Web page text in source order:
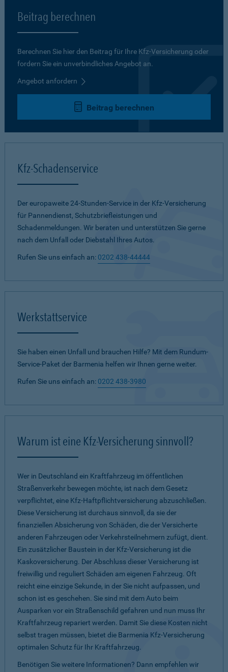
Beitrag berechnen
Berechnen Sie hier den Beitrag für Ihre Kfz-Versicherung oder
fordern Sie ein unverbindliches Angebot an.
Angebot anfordern
Beitrag berechnen
Kfz-Schadenservice
Der europaweite 24-Stunden-Service in der Kfz-Versicherung
für Pannendienst, Schutzbriefleistungen und
Schadenmeldungen. Wir beraten und unterstützen Sie gerne
nach dem Unfall oder Diebstahl Ihres Autos.
Rufen Sie uns einfach an: 0202 438-44444
Werkstattservice
Sie haben einen Unfall und brauchen Hilfe? Mit dem Rundum-
Service-Paket der Barmenia helfen wir Ihnen gerne weiter.
Rufen Sie uns einfach an: 0202 438-3980
Warum ist eine Kfz-Versicherung sinnvoll?
Wer in Deutschland ein Kraftfahrzeug im öffentlichen
Straßenverkehr bewegen möchte, ist nach dem Gesetz
verpflichtet, eine Kfz-Haftpflichtversicherung abzuschließen.
Diese Versicherung ist durchaus sinnvoll, da sie der
finanziellen Absicherung von Schäden, die der Versicherte
anderen Fahrzeugen oder Verkehrsteilnehmern zufügt, dient.
Ein zusätzlicher Baustein in der Kfz-Versicherung ist die
Kaskoversicherung. Der Abschluss dieser Versicherung ist
freiwillig und reguliert Schäden am eigenen Fahrzeug. Oft
reicht eine einzige Sekunde, in der Sie nicht aufpassen, und
schon ist es geschehen. Sie sind mit dem Auto beim
Ausparken vor ein Straßenschild gefahren und nun muss Ihr
Kraftfahrzeug repariert werden. Damit Sie diese Kosten nicht
selbst tragen müssen, bietet die Barmenia Kfz-Versicherung
optimalen Schutz für Ihr Kraftfahrzeug.
Benötigen Sie weitere Informationen? Dann empfehlen wir